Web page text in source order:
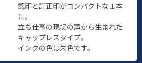
認印と訂正印がコンパクトな１本
に。
立ち仕事の現場の声から生まれた
キャップレスタイプ。
インクの色は朱色です。